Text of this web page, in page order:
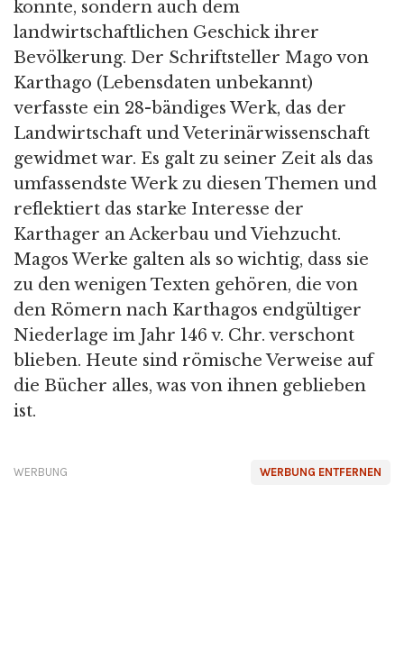
konnte, sondern auch dem
landwirtschaftlichen Geschick ihrer
Bevölkerung. Der Schriftsteller Mago von
Karthago (Lebensdaten unbekannt)
verfasste ein 28-bändiges Werk, das der
Landwirtschaft und Veterinärwissenschaft
gewidmet war. Es galt zu seiner Zeit als das
umfassendste Werk zu diesen Themen und
reflektiert das starke Interesse der
Karthager an Ackerbau und Viehzucht.
Magos Werke galten als so wichtig, dass sie
zu den wenigen Texten gehören, die von
den Römern nach Karthagos endgültiger
Niederlage im Jahr 146 v. Chr. verschont
blieben. Heute sind römische Verweise auf
die Bücher alles, was von ihnen geblieben
ist.
WERBUNG ENTFERNEN
WERBUNG